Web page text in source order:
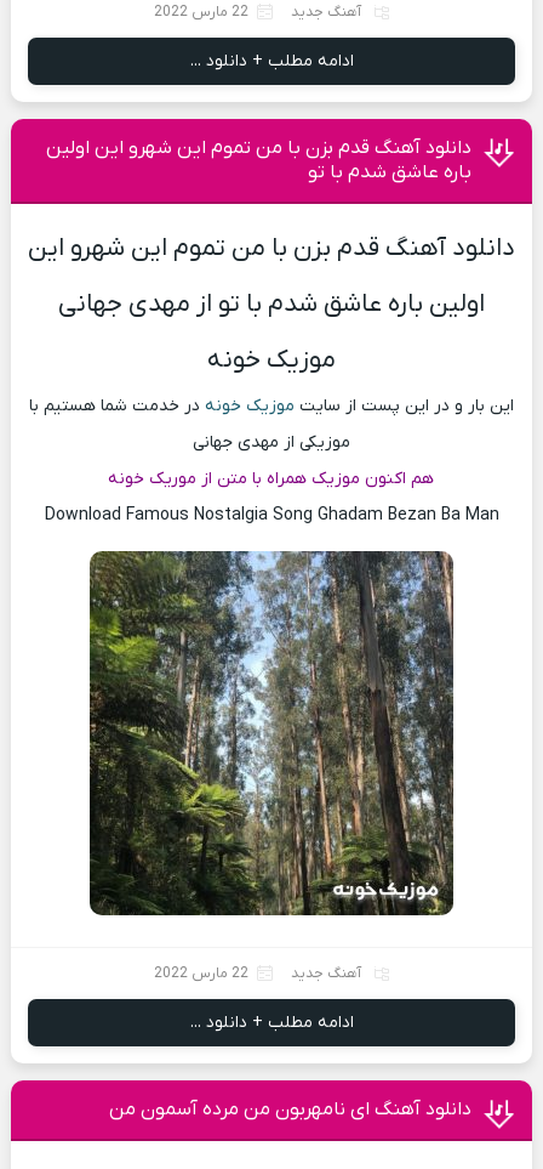
آهنگ جدید 22 مارس 2022
ادامه مطلب + دانلود ...
دانلود آهنگ قدم بزن با من تموم این شهرو این اولین
باره عاشق شدم با تو
دانلود آهنگ قدم بزن با من تموم این شهرو این
اولین باره عاشق شدم با تو از مهدی جهانی
موزیک خونه
این بار و در این پست از سایت موزیک خونه در خدمت شما هستیم با
موزیکی از مهدی جهانی
هم اکنون موزیک همراه با متن از موریک خونه
Download Famous Nostalgia Song Ghadam Bezan Ba Man
آهنگ جدید 22 مارس 2022
ادامه مطلب + دانلود ...
دانلود آهنگ ای نامهربون من مرده آسمون من